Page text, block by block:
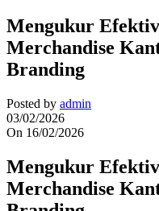
Mengukur
Merchandise
Branding
Posted by admin
03/02/2026
On 16/02/2026
Mengukur
Merchandise